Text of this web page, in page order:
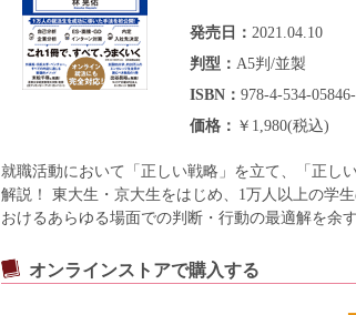
発売日 2021.04.10
判型
A5判/並製
ISBN
978-4-534-
価格
￥1,980(税込)
就職活動において「正しい戦略」を立て、「正し
解説！ 東大生・京大生をはじめ、1万人以上の学
おけるあらゆる場面での判断・行動の最適解を余
オンラインストアで購入する